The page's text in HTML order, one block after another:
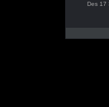
Des 17